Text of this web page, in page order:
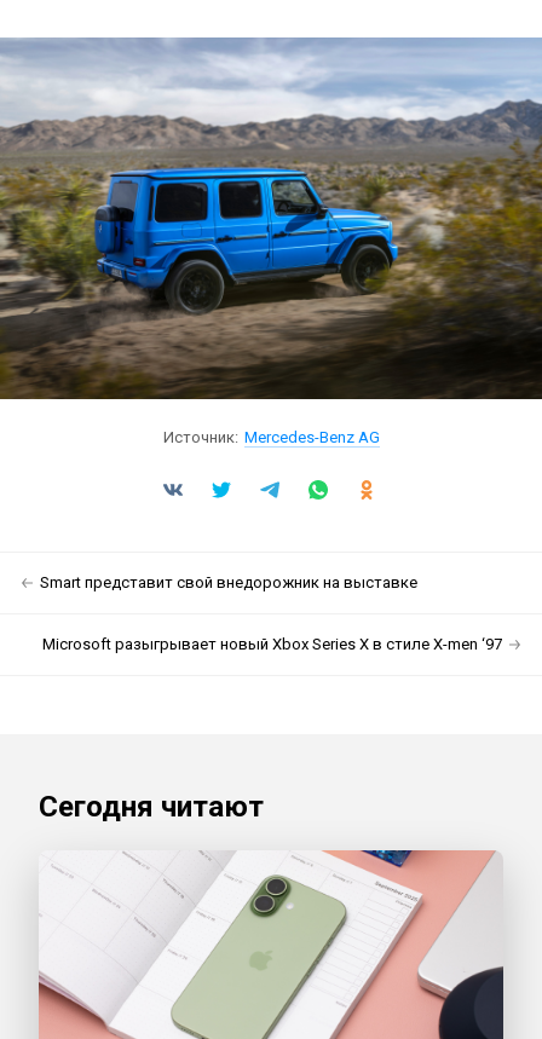
Источник: Mercedes-Benz AG
Smart представит свой внедорожник на выставке
Microsoft разыгрывает новый Xbox Series X в стиле X-men ‘97
Сегодня читают